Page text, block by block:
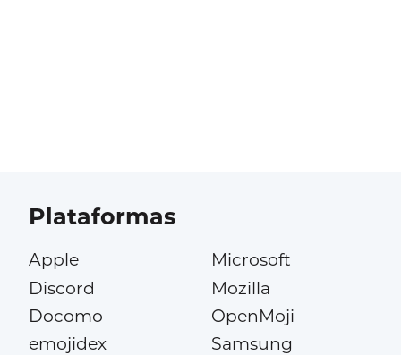
Plataformas
Apple
Discord
Docomo
emojidex
Microsoft
Mozilla
OpenMoji
Samsung